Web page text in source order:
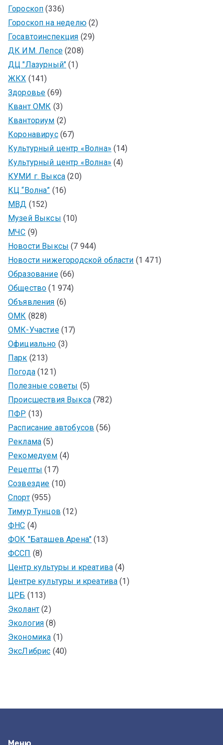
Гороскоп (336)
Гороскоп на неделю(2)
Госавтоинспекция (29)
ДК ИМ. Лепсе(208)
ДЦ "Лазурный" (1)
ЖКХ (141)
Здоровье (69)
Квант ОМК (3)
Кванториум (2)
Коронавирус(67)
Культурный центр «Волна» (14)
Культурный центр «Волна» (4)
КУМИ г. Выкса (20)
КЦ “Волна” (16)
МВД (152)
Музей Выксы (10)
МЧС (9)
Новости Выксы (7 944)
Новости нижегородской области (1 471)
Образование(66)
Общество (1 974)
Объявления (6)
ОМК (828)
ОМК-Участие(17)
Официально (3)
Парк (213)
Погода(121)
Полезные советы (5)
Происшествия Выкса(782)
ПФР (13)
Расписание автобусов (56)
Реклама (5)
Рекомедуем (4)
Рецепты (17)
Созвездие (10)
Спорт(955)
Тимур Тунцов (12)
ФНС (4)
ФОК "Баташев Арена" (13)
ФССП (8)
Центр культуры и креатива (4)
Центре культуры и креатива (1)
ЦРБ (113)
Эколант (2)
Экология (8)
Экономика (1)
ЭксЛибрис (40)